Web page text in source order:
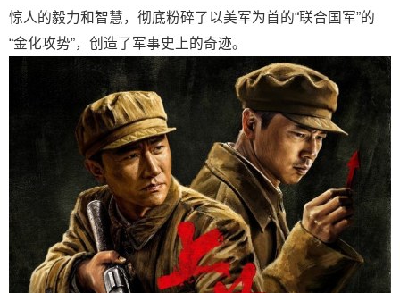
惊人的毅力和智慧，彻底粉碎了以美军为首的“联合国军”的
“金化攻势”，创造了军事史上的奇迹。